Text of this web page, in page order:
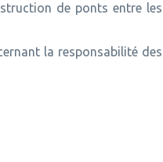
de ponts entre les
la responsabilité des